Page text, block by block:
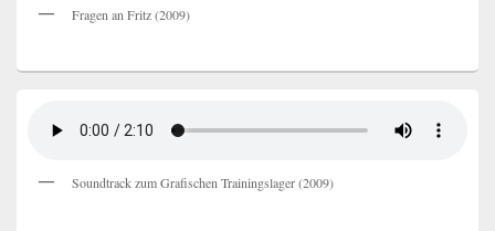
Fragen an Fritz (2009)
Soundtrack zum Grafischen Trainingslager (2009)